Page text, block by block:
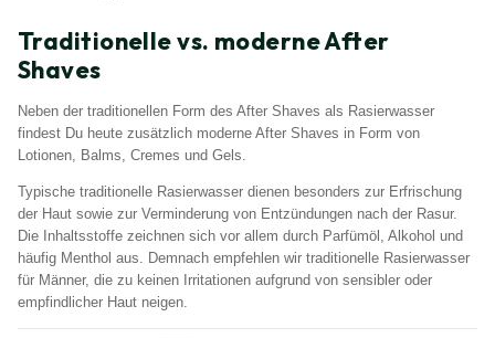
Traditionelle vs. moderne After
Shaves
Neben der traditionellen Form des After Shaves als Rasierwasser
findest Du heute zusätzlich moderne After Shaves in Form von
Lotionen, Balms, Cremes und Gels.
Typische traditionelle Rasierwasser dienen besonders zur Erfrischung
der Haut sowie zur Verminderung von Entzündungen nach der Rasur.
Die Inhaltsstoffe zeichnen sich vor allem durch Parfümöl, Alkohol und
häufig Menthol aus. Demnach empfehlen wir traditionelle Rasierwasser
für Männer, die zu keinen Irritationen aufgrund von sensibler oder
empfindlicher Haut neigen.